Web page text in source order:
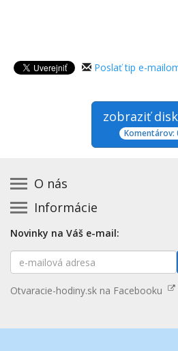
Poslať tip e-
zobraziť
Komentárov:
O nás
Kontakt na prevádzkovateľa
Zásady používania cookies
Prehlásenie o prístupnosti
Mapa stránok
Informácie
Základná registrácia
Platené služby
Nenašli ste otváracie hodiny?
Aktualizácia otváracích hodín
Novinky na Váš e-mail:
E-
mailová
Otvaracie-hodiny.sk na Facebooku